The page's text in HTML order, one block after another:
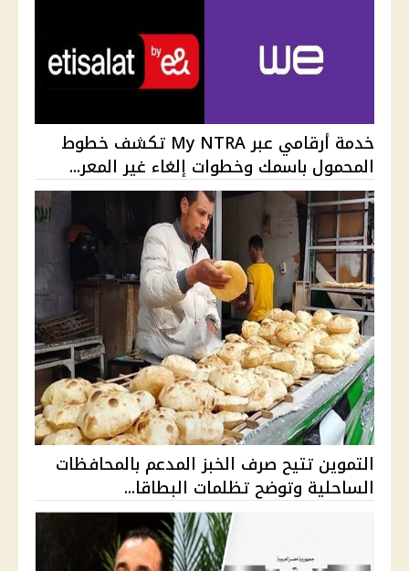
خدمة أرقامي عبر My NTRA تكشف خطوط
المحمول باسمك وخطوات إلغاء غير المعر...
التموين تتيح صرف الخبز المدعم بالمحافظات
الساحلية وتوضح تظلمات البطاقا...